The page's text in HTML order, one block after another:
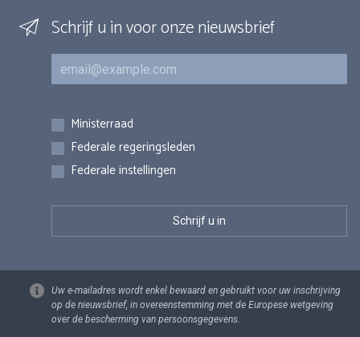
Schrijf u in voor onze nieuwsbrief
E-mail
Inschrijvingen
Ministerraad
Federale regeringsleden
Federale instellingen
Uw e-mailadres wordt enkel bewaard en gebruikt voor uw inschrijving
op de nieuwsbrief, in overeenstemming met de Europese wetgeving
over de bescherming van persoonsgegevens.